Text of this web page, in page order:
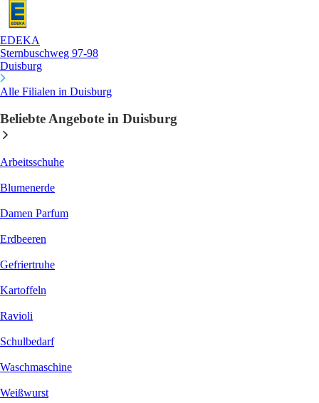
EDEKA
Sternbuschweg 97-98
Duisburg
Alle Filialen in Duisburg
Beliebte Angebote in Duisburg
Arbeitsschuhe
Blumenerde
Damen Parfum
Erdbeeren
Gefriertruhe
Kartoffeln
Ravioli
Schulbedarf
Waschmaschine
Weißwurst